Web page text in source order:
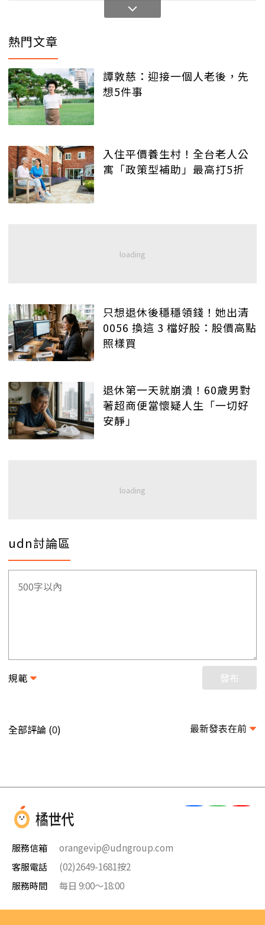
熱門文章
譚敦慈：迎接一個人老後，先
想5件事
入住平價養生村！全台老人公
寓「政策型補助」最高打5折
只想退休後穩穩領錢！她出清
0056 換這 3 檔好股：股價高點
照樣買
退休第一天就崩潰！60歲男對
著超商便當懷疑人生「一切好
安靜」
udn討論區
規範 發布
全部評論 (0) 最新發表在前
服務信箱
orangevip@udngroup.com
客服電話
(02)2649-1681按2
服務時間
每日 9:00～18:00